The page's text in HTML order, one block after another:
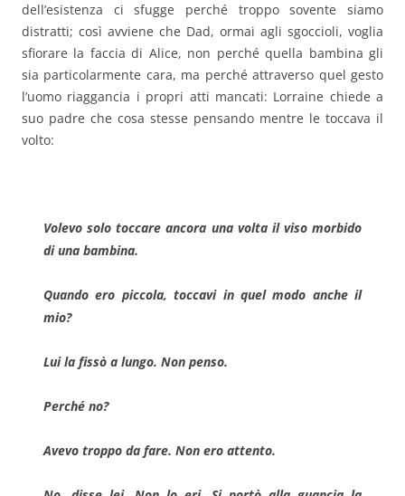
dell’esistenza ci sfugge perché troppo sovente siamo
distratti; così avviene che Dad, ormai agli sgoccioli, voglia
sfiorare la faccia di Alice, non perché quella bambina gli
sia particolarmente cara, ma perché attraverso quel gesto
l’uomo riaggancia i propri atti mancati: Lorraine chiede a
suo padre che cosa stesse pensando mentre le toccava il
volto:
Volevo solo toccare ancora una volta il viso morbido
di una bambina.
Quando ero piccola, toccavi in quel modo anche il
mio?
Lui la fissò a lungo. Non penso.
Perché no?
Avevo troppo da fare. Non ero attento.